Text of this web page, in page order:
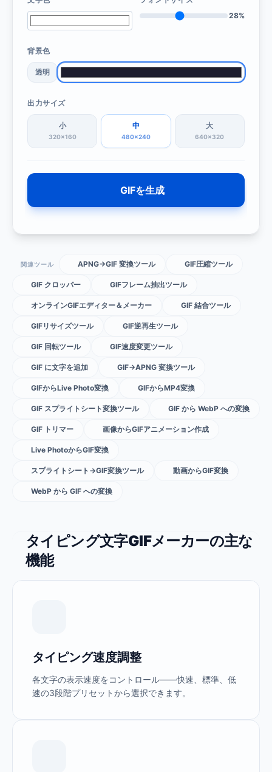
28%
背景色
透明
出力サイズ
小
320×160
中
480×240
大
640×320
GIFを生成
関連ツール APNG→GIF 変換ツール GIF圧縮ツール
GIF クロッパー GIFフレーム抽出ツール
オンラインGIFエディター＆メーカー GIF 結合ツール
GIFリサイズツール GIF逆再生ツール
GIF 回転ツール GIF速度変更ツール
GIF に文字を追加 GIF→APNG 変換ツール
GIFからLive Photo変換 GIFからMP4変換
GIF スプライトシート変換ツール GIF から WebP への変換
GIF トリマー 画像からGIFアニメーション作成
Live PhotoからGIF変換
スプライトシート→GIF変換ツール 動画からGIF変換
WebP から GIF への変換
タイピング文字GIFメーカーの主な
機能
タイピング速度調整
各文字の表示速度をコントロール——快速、標準、低
速の3段階プリセットから選択できます。